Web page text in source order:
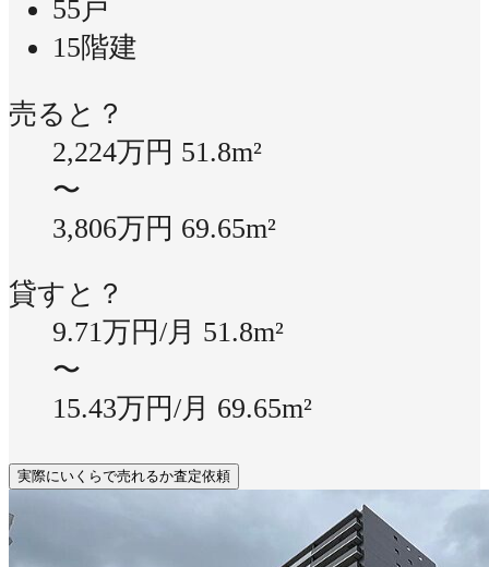
55戸
15階建
売ると？
2,224万円 51.8m²
〜
3,806万円 69.65m²
貸すと？
9.71万円/月 51.8m²
〜
15.43万円/月 69.65m²
実際にいくらで売れるか査定依頼